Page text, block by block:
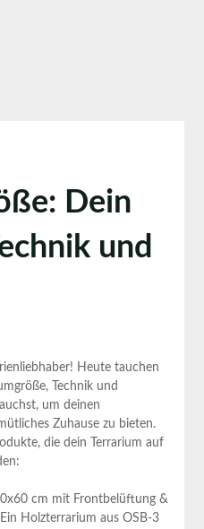
Dein
und
Heute tauchen
Technik und
um deinen
Zuhause zu bieten.
die dein Terrarium auf
cm mit Frontbelüftung &
Holzterrarium aus OSB-3